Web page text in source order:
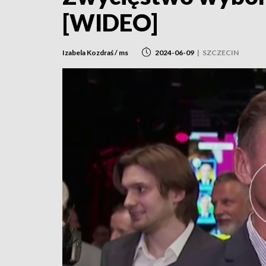
[WIDEO]
Izabela Kozdraś / ms 2024-06-09 | SZCZECIN